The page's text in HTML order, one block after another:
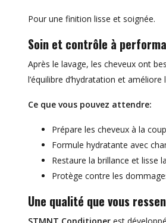
Pour une finition lisse et soignée.
Soin et contrôle à
Après le lavage, les cheveux ont
l’équilibre d’hydratation et
Ce que vous pouvez attendre:
Prépare les cheveux à la
Formule hydratante avec
Restaure la brillance et lisse
Protège contre les
Une qualité que vous